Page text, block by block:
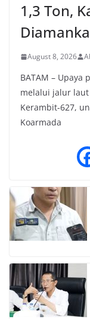
1,3 Ton,
August 8, 2026
BATAM –
melalui jalur laut
Kerambit-627,
Koarmada